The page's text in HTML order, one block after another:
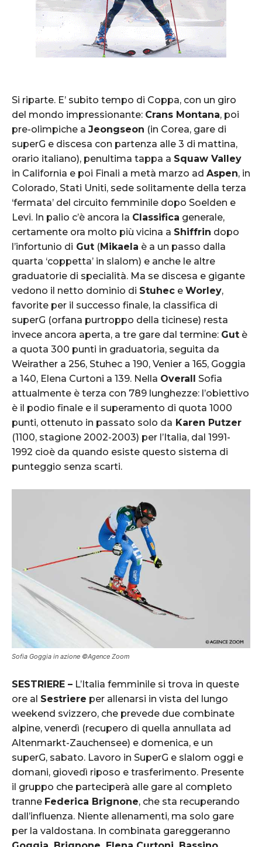
Si riparte. E’ subito tempo di Coppa, con un giro
del mondo impressionante: Crans Montana, poi
pre-olimpiche a Jeongseon (in Corea, gare di
superG e discesa con partenza alle 3 di mattina,
orario italiano), penultima tappa a Squaw Valley
in California e poi Finali a metà marzo ad Aspen, in
Colorado, Stati Uniti, sede solitamente della terza
‘fermata’ del circuito femminile dopo Soelden e
Levi. In palio c’è ancora la Classifica generale,
certamente ora molto più vicina a Shiffrin dopo
l’infortunio di Gut (Mikaela è a un passo dalla
quarta ‘coppetta’ in slalom) e anche le altre
graduatorie di specialità. Ma se discesa e gigante
vedono il netto dominio di Stuhec e Worley,
favorite per il successo finale, la classifica di
superG (orfana purtroppo della ticinese) resta
invece ancora aperta, a tre gare dal termine: Gut è
a quota 300 punti in graduatoria, seguita da
Weirather a 256, Stuhec a 190, Venier a 165, Goggia
a 140, Elena Curtoni a 139. Nella Overall
Sofia
attualmente è terza con 789 lunghezze: l’obiettivo
è il podio finale e il superamento di quota 1000
punti, ottenuto in passato solo da Karen Putzer
(1100, stagione 2002-2003) per l’Italia, dal 1991-
1992 cioè da quando esiste questo sistema di
punteggio senza scarti.
Sofia Goggia in azione ©Agence Zoom
SESTRIERE – L’Italia femminile si trova in queste
ore al Sestriere per allenarsi in vista del lungo
weekend svizzero, che prevede due combinate
alpine, venerdì (recupero di quella annullata ad
Altenmarkt-Zauchensee) e domenica, e un
superG, sabato. Lavoro in SuperG e slalom oggi e
domani, giovedì riposo e trasferimento. Presente
il gruppo che parteciperà alle gare al completo
tranne Federica Brignone, che sta recuperando
dall’influenza. Niente allenamenti, ma solo gare
per la valdostana. In combinata gareggeranno